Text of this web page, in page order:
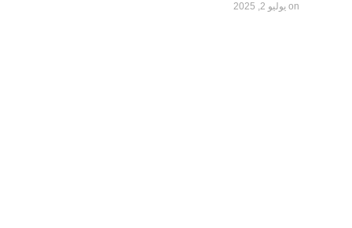
on يوليو 2, 2025